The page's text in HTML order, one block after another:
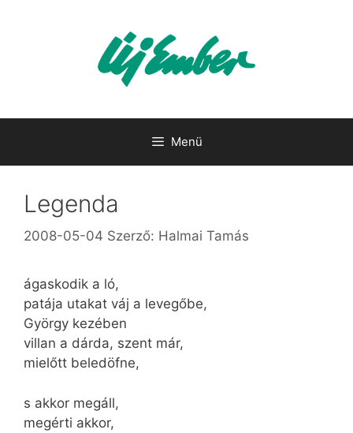
Menü
Legenda
2008-05-04 Szerző: Halmai Tamás
ágaskodik a ló,
patája utakat váj a levegőbe,
György kezében
villan a dárda, szent már,
mielőtt beledöfne,
s akkor megáll,
megérti akkor,